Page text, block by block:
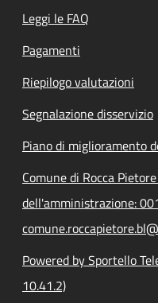
Leggi le FAQ
Pagamenti
Riepilogo valutazioni
Segnalazione disservizio
Piano di miglioramento
Comune di Rocca
dell'amministrazione:
Powered by Sportello
10.41.2)